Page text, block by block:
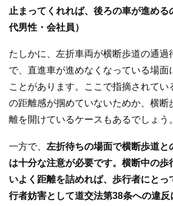
止まってくれれば、後ろの車が進め
代男性・会社員）
たしかに、左折車両が横断歩道の通過
で、直進車が進めなくなっている場面
ことがあります。ここで指摘されてい
の距離感が掴めていないためか、横断
離を開けているケースもあるでしょう。
一方で、 左折待ちの場面で横断歩道と
は十分な注意が必要です。横断中の歩
いよく距離を詰めれば、歩行者にとっ
行者妨害として道交法第38条への違